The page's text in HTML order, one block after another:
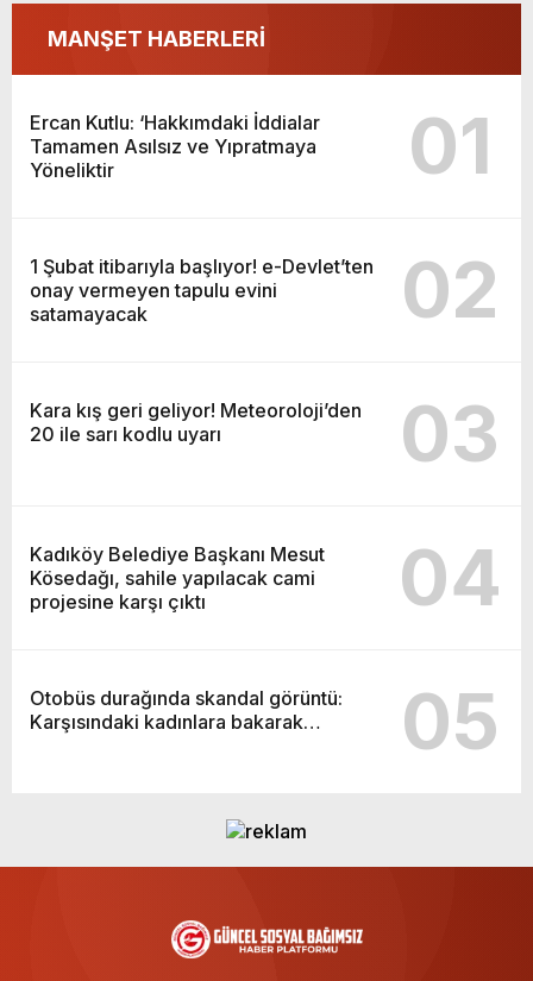
MANŞET HABERLERİ
Ercan Kutlu: ‘Hakkımdaki İddialar
Tamamen Asılsız ve Yıpratmaya
Yöneliktir
01
1 Şubat itibarıyla başlıyor! e-Devlet’ten
onay vermeyen tapulu evini
satamayacak
02
Kara kış geri geliyor! Meteoroloji’den
20 ile sarı kodlu uyarı
03
Kadıköy Belediye Başkanı Mesut
Kösedağı, sahile yapılacak cami
projesine karşı çıktı
04
Otobüs durağında skandal görüntü:
Karşısındaki kadınlara bakarak…
05